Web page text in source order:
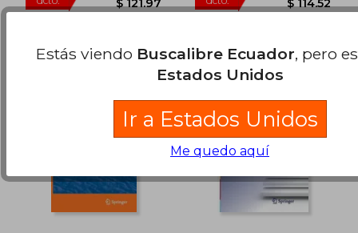
Estás viendo Buscalibre Ecuador, pero
Estados Unidos
Ir a Estados Unidos
Me quedo aquí